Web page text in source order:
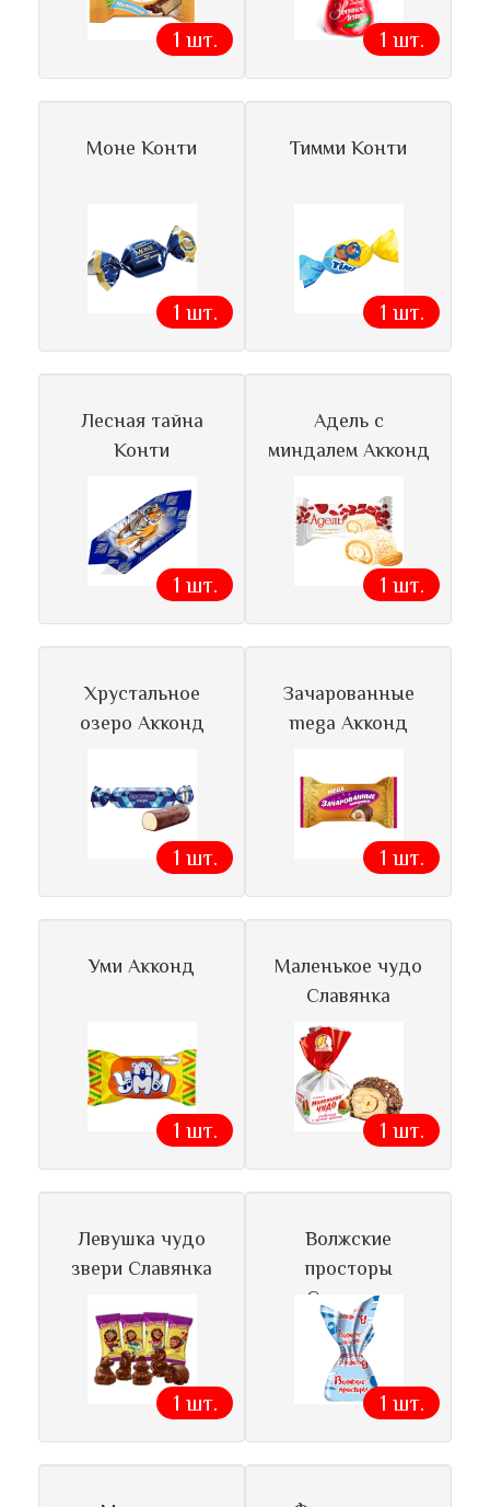
1 шт. 1 шт.
Моне Конти
1 шт.
Тимми Конти
1 шт.
Лесная тайна
Конти
1 шт.
Адель с
миндалем Акконд
1 шт.
Хрустальное
озеро Акконд
1 шт.
Зачарованные
mega Акконд
1 шт.
Уми Акконд
1 шт.
Маленькое чудо
Славянка
1 шт.
Левушка чудо
звери Славянка
1 шт.
Волжские
просторы
Славянка
1 шт.